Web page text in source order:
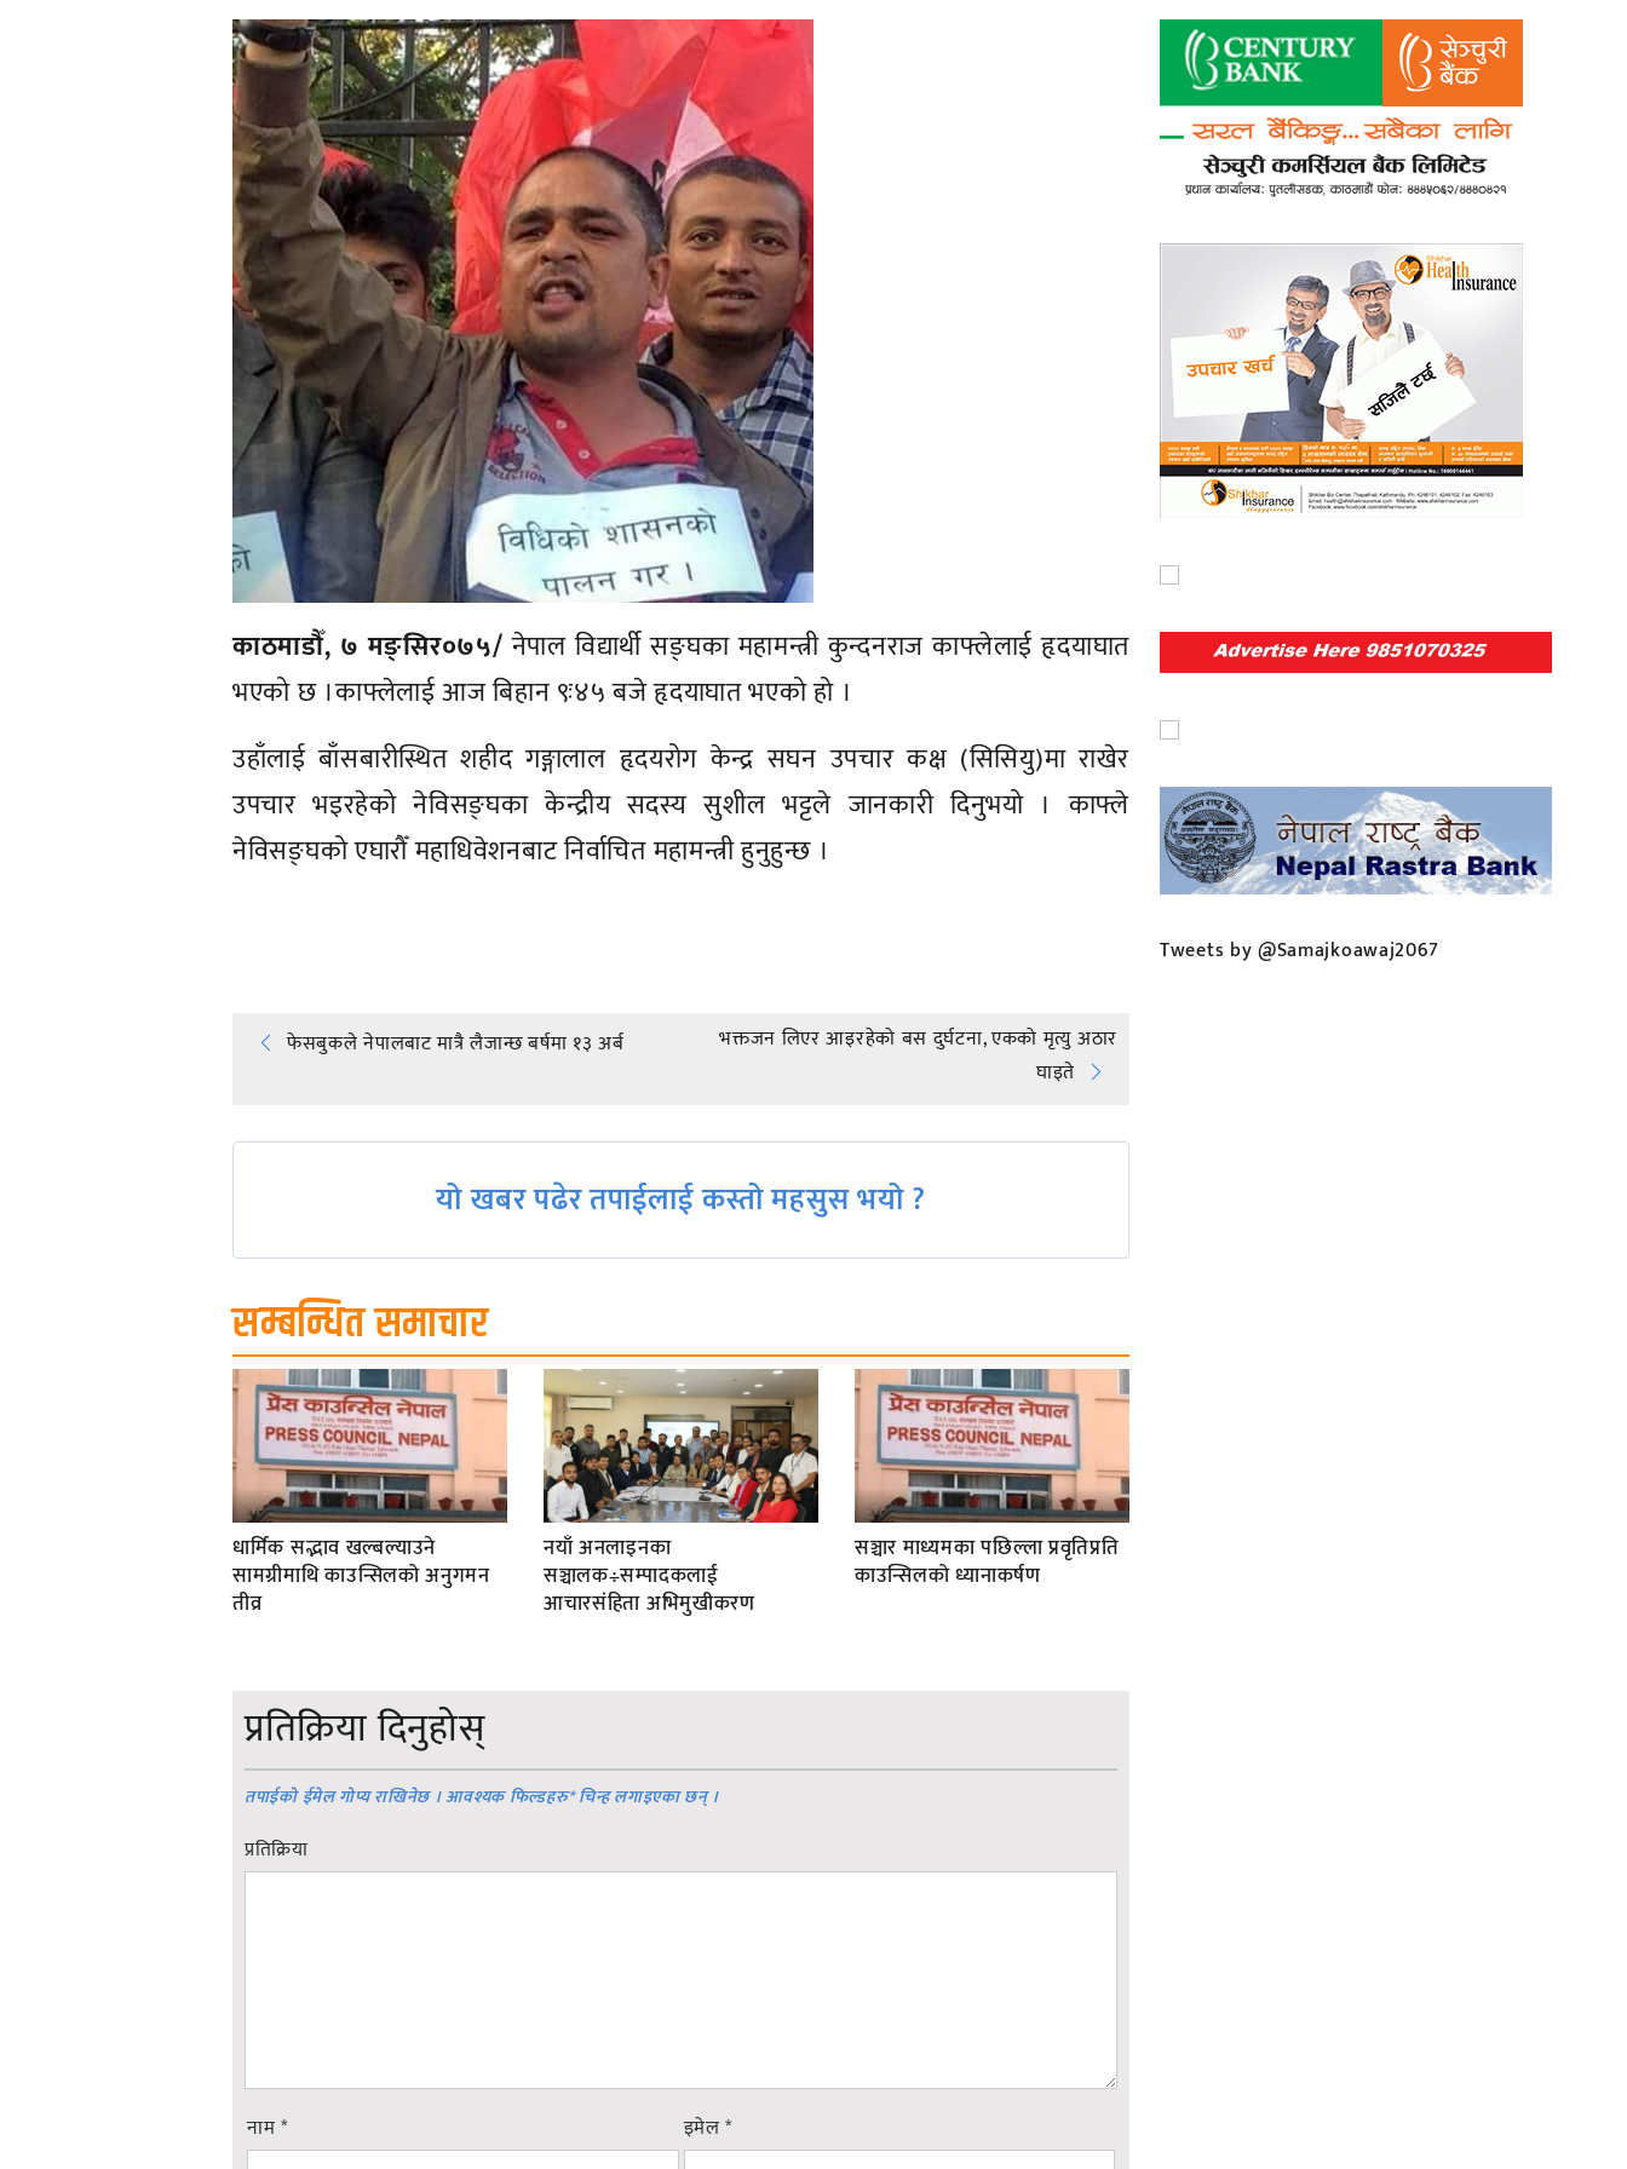
काठमाडौँ, ७ मङ्सिर०७५/नेपाल विद्यार्थी सङ्घका महामन्त्री कुन्दनराज काफ्लेलाई हृदयाघात
भएको छ ।काफ्लेलाई आज बिहान ९ः४५ बजे हृदयाघात भएको हो ।
उहाँलाई बाँसबारीस्थित शहीद गङ्गालाल हृदयरोग केन्द्र सघन उपचार कक्ष (सिसियु)मा राखेर
उपचार भइरहेको नेविसङ्घका केन्द्रीय सदस्य सुशील भट्टले जानकारी दिनुभयो । काफ्ले
नेविसङ्घको एघारौँ महाधिवेशनबाट निर्वाचित महामन्त्री हुनुहुन्छ ।
Post
navigation
फेसबुकले नेपालबाट मात्रै लैजान्छ बर्षमा १३ अर्ब
भक्तजन लिएर आइरहेको बस दुर्घटना, एकको मृत्यु अठार
घाइते
यो खबर पढेर तपाईलाई कस्तो महसुस भयो ?
सम्बन्धित समाचार
धार्मिक सद्भाव खल्बल्याउने
सामग्रीमाथि काउन्सिलको अनुगमन
तीव्र
नयाँ अनलाइनका
सञ्चालक÷सम्पादकलाई
आचारसंहिता अभिमुखीकरण
सञ्चार माध्यमका पछिल्ला प्रवृतिप्रति
काउन्सिलको ध्यानाकर्षण
प्रतिक्रिया दिनुहोस्
तपाईको ईमेल गोप्य राखिनेछ । आवश्यक फिल्डहरु*चिन्ह लगाइएका छन् ।
प्रतिक्रिया
नाम* इमेल*
Tweets by @Samajkoawaj2067